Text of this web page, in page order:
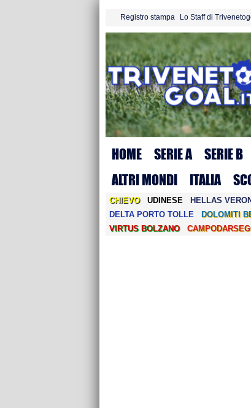
Registro stampa Lo Staff di
HOME SERIE A SERIE B
ALTRI MONDI ITALIA
CHIEVO UDINESE HELLAS
DELTA PORTO TOLLE
DOLOMITI
VIRTUS BOLZANO